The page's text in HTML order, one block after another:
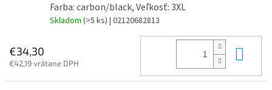
Farba: carbon/black, Veľkosť: 3XL
Skladom (>5 ks) | 02120682813
€34,30
€42,19 vrátane DPH